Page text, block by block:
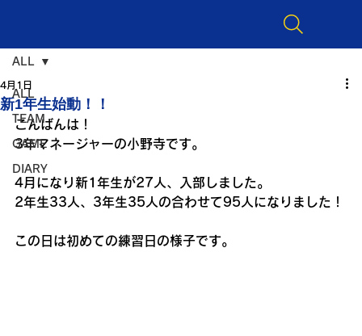
ALL
TEAM
GAME
DIARY
ALL
新1年生始動！！
4月1日
こんばんは！
3年マネージャーの小野寺です。
4月になり新1年生が27人、入部しました。
2年生33人、3年生35人の合わせて95人になりました！
この日は初めての練習日の様子です。